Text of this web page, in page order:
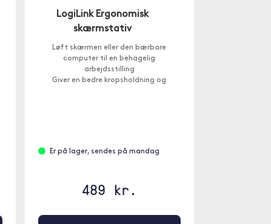
LogiLink Ergonomisk
skærmstativ
Løft skærmen eller den bærbare
computer til en behagelig
arbejdsstilling
Giver en bedre kropsholdning og
Er på lager, sendes på mandag
489 kr.